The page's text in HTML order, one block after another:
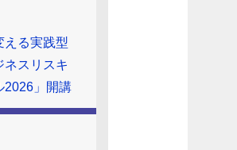
える実践型
ネスリスキ
2026」開講